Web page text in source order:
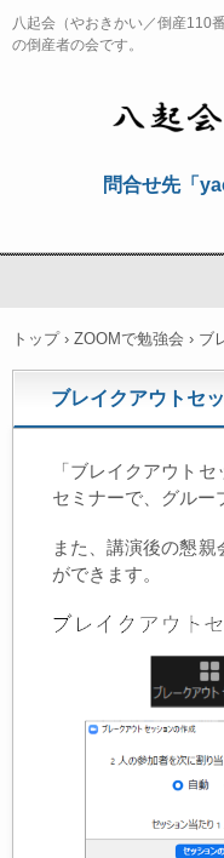
八起会（やおきかい／倒産110
の倒産者の会です。
問合せ先「
トップ › ZOOMで勉強会 › ブ
ブレイクアウトセ
「ブレイクアウト
セミナーで、グルー
また、講演後の懇
ができます。